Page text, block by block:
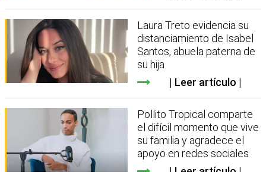
Laura Treto evidencia su
distanciamiento de Isabel
Santos, abuela paterna de
su hija
Leer artículo
Pollito Tropical comparte
el difícil momento que vive
su familia y agradece el
apoyo en redes sociales